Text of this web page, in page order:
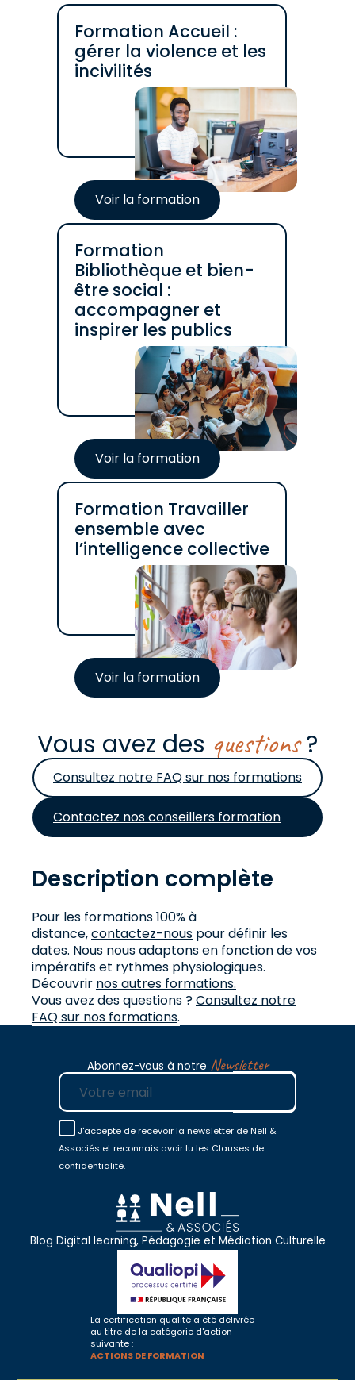
Formation Accueil :
gérer la violence et les
incivilités
Voir la formation
Formation
Bibliothèque et bien-
être social :
accompagner et
inspirer les publics
Voir la formation
Formation Travailler
ensemble avec
l’intelligence collective
Voir la formation
Vous avez des questions?
Consultez notre FAQ sur nos formations
Contactez nos conseillers formation
Description complète
Pour les formations 100% à
distance,contactez-nous pour définir les
dates. Nous nous adaptons en fonction de vos
impératifs et rythmes physiologiques.
Découvrir nos autres formations.
Vous avez des questions ?Consultez notre
FAQ sur nos formations.
Abonnez-vous à notre Newsletter
E-mail
J'accepte de recevoir la newsletter de Nell &
Associés et reconnais avoir lu les Clauses de
confidentialité.
Blog Digital learning, Pédagogie et Médiation Culturelle
La certification qualité a été délivrée
au titre de la catégorie d'action
suivante :
ACTIONS DE FORMATION